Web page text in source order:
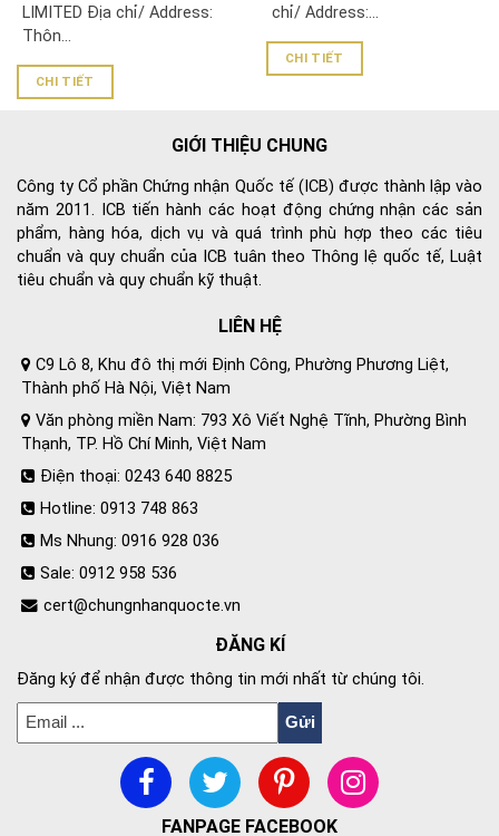
LIMITED Địa chỉ/ Address:
Thôn...
CHI TIẾT
chỉ/ Address:...
CHI TIẾT
GIỚI THIỆU CHUNG
Công ty Cổ phần Chứng nhận Quốc tế (ICB) được thành lập vào
năm 2011. ICB tiến hành các hoạt động chứng nhận các sản
phẩm, hàng hóa, dịch vụ và quá trình phù hợp theo các tiêu
chuẩn và quy chuẩn của ICB tuân theo Thông lệ quốc tế, Luật
tiêu chuẩn và quy chuẩn kỹ thuật.
LIÊN HỆ
C9 Lô 8, Khu đô thị mới Định Công, Phường Phương Liệt,
Thành phố Hà Nội, Việt Nam
Văn phòng miền Nam: 793 Xô Viết Nghệ Tĩnh, Phường Bình
Thạnh, TP. Hồ Chí Minh, Việt Nam
Điện thoại: 0243 640 8825
Hotline: 0913 748 863
Ms Nhung: 0916 928 036
Sale: 0912 958 536
cert@chungnhanquocte.vn
ĐĂNG KÍ
Đăng ký để nhận được thông tin mới nhất từ chúng tôi.
FANPAGE FACEBOOK